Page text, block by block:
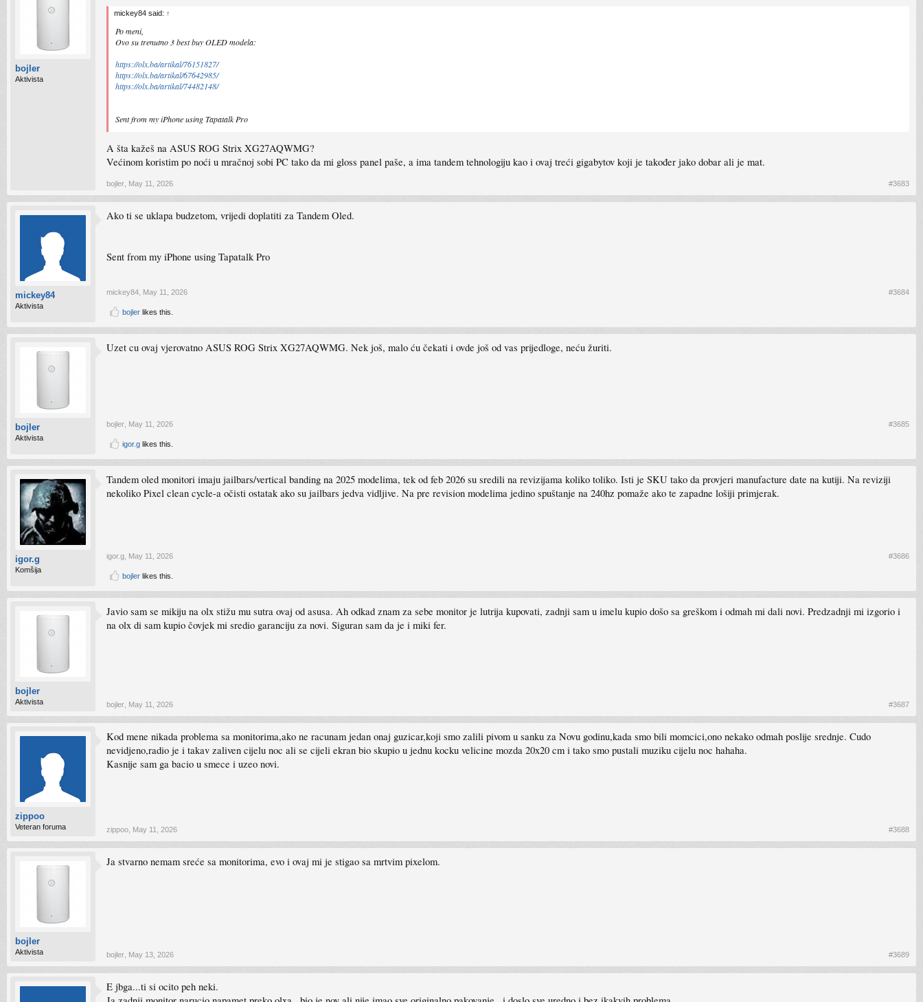
bojler
Aktivista
mickey84 said: ↑
Po meni,
Ovo su trenutno 3 best buy OLED modela:
https://olx.ba/artikal/76151827/
https://olx.ba/artikal/67642985/
https://olx.ba/artikal/74482148/
Sent from my iPhone using Tapatalk Pro
A šta kažeš na ASUS ROG Strix XG27AQWMG?
Većinom koristim po noći u mračnoj sobi PC tako da mi gloss panel paše, a ima tandem tehnologiju kao i ovaj treći gigabytov koji je također jako dobar ali je mat.
bojler May 11, 2026 #3683
mickey84
Aktivista
Ako ti se uklapa budzetom, vrijedi doplatiti za Tandem Oled.
Sent from my iPhone using Tapatalk Pro
mickey84 May 11, 2026 #3684
bojler likes this.
bojler
Aktivista
Uzet cu ovaj vjerovatno ASUS ROG Strix XG27AQWMG. Nek još, malo ću čekati i ovde još od vas prijedloge, neću žuriti.
bojler May 11, 2026 #3685
igor.g likes this.
igor.g
Komšija
Tandem oled monitori imaju jailbars/vertical banding na 2025 modelima, tek od feb 2026 su sredili na revizijama koliko toliko. Isti je SKU tako da provjeri manufacture date na kutiji. Na reviziji
nekoliko Pixel clean cycle-a očisti ostatak ako su jailbars jedva vidljive. Na pre revision modelima jedino spuštanje na 240hz pomaže ako te zapadne lošiji primjerak.
igor.g May 11, 2026 #3686
bojler likes this.
bojler
Aktivista
Javio sam se mikiju na olx stižu mu sutra ovaj od asusa. Ah odkad znam za sebe monitor je lutrija kupovati, zadnji sam u imelu kupio došo sa greškom i odmah mi dali novi. Predzadnji mi izgorio i
na olx di sam kupio čovjek mi sredio garanciju za novi. Siguran sam da je i miki fer.
bojler May 11, 2026 #3687
zippoo
Veteran foruma
Kod mene nikada problema sa monitorima,ako ne racunam jedan onaj guzicar,koji smo zalili pivom u sanku za Novu godinu,kada smo bili momcici,ono nekako odmah poslije srednje. Cudo
nevidjeno,radio je i takav zaliven cijelu noc ali se cijeli ekran bio skupio u jednu kocku velicine mozda 20x20 cm i tako smo pustali muziku cijelu noc hahaha.
Kasnije sam ga bacio u smece i uzeo novi.
zippoo May 11, 2026 #3688
bojler
Aktivista
Ja stvarno nemam sreće sa monitorima, evo i ovaj mi je stigao sa mrtvim pixelom.
bojler May 13, 2026 #3689
E jbga...ti si ocito peh neki.